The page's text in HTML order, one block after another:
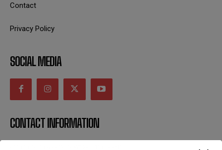
Contact
Privacy Policy
SOCIAL MEDIA
CONTACT INFORMATION